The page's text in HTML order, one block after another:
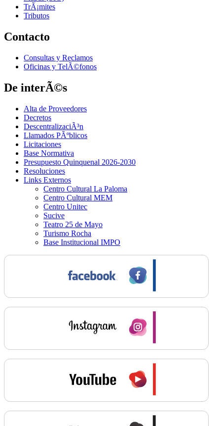
TrÃ¡mites
Tributos
Contacto
Consultas y Reclamos
Oficinas y TelÃ©fonos
De interÃ©s
Alta de Proveedores
Decretos
DescentralizaciÃ³n
Llamados PÃºblicos
Licitaciones
Base Normativa
Presupuesto Quinquenal 2026-2030
Resoluciones
Links Externos
Centro Cultural La Paloma
Centro Cultural MEM
Centro Unitec
Sucive
Teatro 25 de Mayo
Turismo Rocha
Base Institucional IMPO